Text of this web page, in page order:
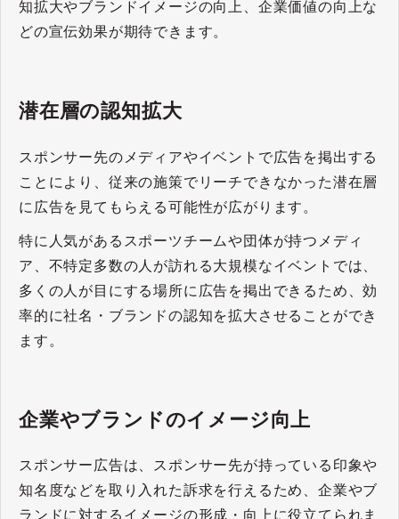
知拡大やブランドイメージの向上、企業価値の向上な
どの宣伝効果が期待できます。
潜在層の認知拡大
スポンサー先のメディアやイベントで広告を掲出する
ことにより、従来の施策でリーチできなかった潜在層
に広告を見てもらえる可能性が広がります。
特に人気があるスポーツチームや団体が持つメディ
ア、不特定多数の人が訪れる大規模なイベントでは、
多くの人が目にする場所に広告を掲出できるため、効
率的に社名・ブランドの認知を拡大させることができ
ます。
企業やブランドのイメージ向上
スポンサー広告は、スポンサー先が持っている印象や
知名度などを取り入れた訴求を行えるため、企業やブ
ランドに対するイメージの形成・向上に役立てられま